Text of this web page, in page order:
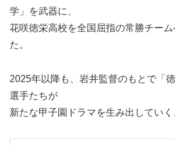
学」を武器に、
花咲徳栄高校を全国屈指の常勝チー
た。
2025年以降も、岩井監督のもとで「
選手たちが
新たな甲子園ドラマを生み出していく